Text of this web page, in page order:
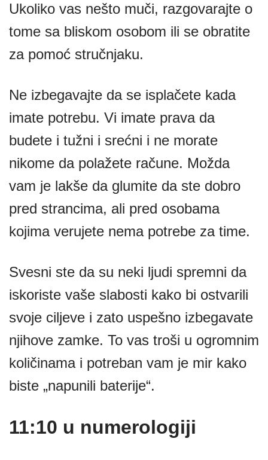
Ukoliko vas nešto muči, razgovarajte o
tome sa bliskom osobom ili se obratite
za pomoć stručnjaku.
Ne izbegavajte da se isplačete kada
imate potrebu. Vi imate prava da
budete i tužni i srećni i ne morate
nikome da polažete račune. Možda
vam je lakše da glumite da ste dobro
pred strancima, ali pred osobama
kojima verujete nema potrebe za time.
Svesni ste da su neki ljudi spremni da
iskoriste vaše slabosti kako bi ostvarili
svoje ciljeve i zato uspešno izbegavate
njihove zamke. To vas troši u ogromnim
količinama i potreban vam je mir kako
biste „napunili baterije“.
11:10 u numerologiji